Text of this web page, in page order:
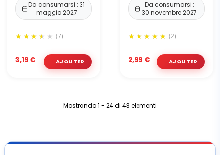
Da consumarsi : 31
maggio 2027
(7)
3,19 €
Da consumarsi :
30 novembre 2027
(2)
2,99 €
Mostrando 1 - 24 di 43 elementi